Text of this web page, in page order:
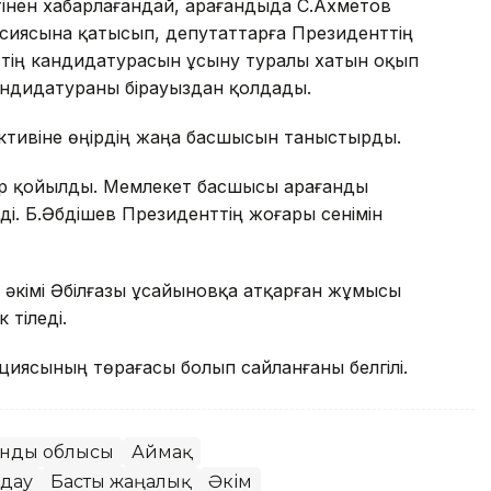
хабарлағандай, Қарағандыда С.Ахметов
қатысып, депутаттарға Президенттің
кандидатурасын ұсыну туралы хатын оқып
бірауыздан қолдады.
өңірдің жаңа басшысын таныстырды.
қойылды. Мемлекет басшысы Қарағанды
Б.Әбдішев Президенттің жоғары сенімін
Әбілғазы Құсайыновқа атқарған жұмысы
төрағасы болып сайланғаны белгілі.
облысы
Аймақ
Басты жаңалық Әкім